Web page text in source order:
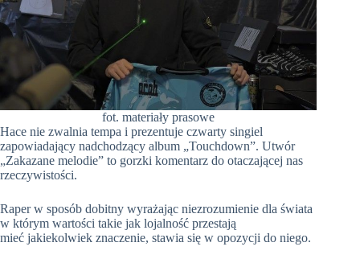
fot. materiały prasowe
Hace nie zwalnia tempa i prezentuje czwarty singiel
zapowiadający nadchodzący album „Touchdown”. Utwór
„Zakazane melodie” to gorzki komentarz do otaczającej nas
rzeczywistości.
Raper w sposób dobitny wyrażając niezrozumienie dla świata
w którym wartości takie jak lojalność przestają
mieć jakiekolwiek znaczenie, stawia się w opozycji do niego.